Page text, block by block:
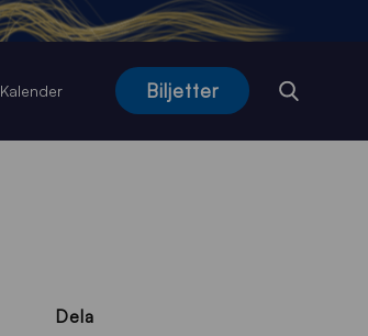
Kalender Biljetter
Dela